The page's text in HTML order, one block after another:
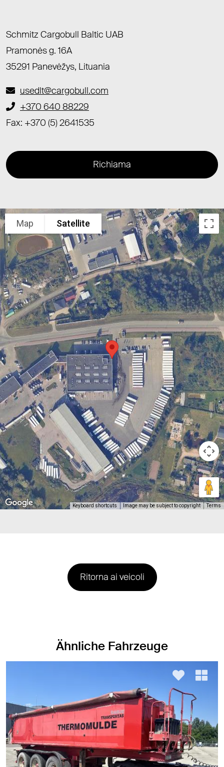
Schmitz Cargobull Baltic UAB
Pramonės g. 16A
35291 Panevėžys, Lituania
usedlt@cargobull.com
+370 640 88229
Fax: +370 (5) 2641535
Richiama
Map Satellite
Keyboard shortcuts Image may be subject to copyright Terms
Ritorna ai veicoli
Ähnliche Fahrzeuge